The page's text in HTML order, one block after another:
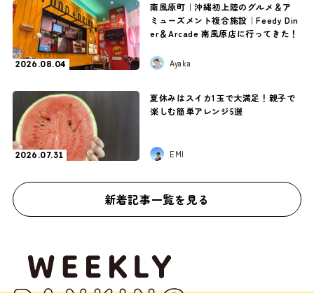
2026.08.04
南風原町｜沖縄初上陸のグルメ＆ア
ミューズメント複合施設｜Feedy Din
er＆Arcade 南風原店に行ってきた！
Ayaka
2026.07.31
夏休みはスイカ1玉で大満足！親子で
楽しむ簡単アレンジ5選
EMI
新着記事一覧を見る